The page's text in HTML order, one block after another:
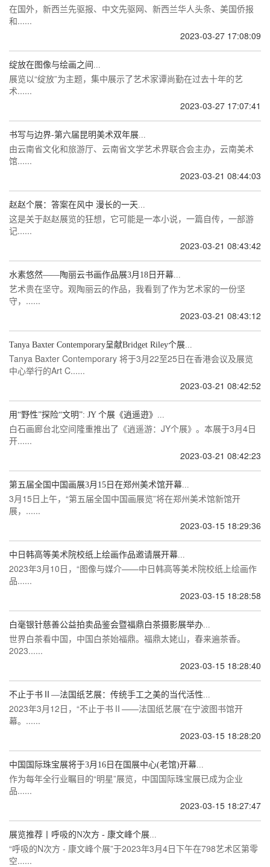
在国外，新西兰先驱报、中文先驱网、新西兰华人头条、美国侨报
和......
2023-03-27 17:08:09
绽放在图像与绘画之间...
展览以“绽放”为主题，集中展示了艺术家谭尚勤在过去十年的艺
术......
2023-03-27 17:07:41
书写与边界-第六届昆明美术双年展...
由云南省文化和旅游厅、云南省文学艺术界联合会主办，云南美术
馆......
2023-03-21 08:44:03
赵赵个展：答案在风中 漫长的一天...
这是关于赵赵展览的狂想，它可能是一本小说，一篇自传，一部游
记......
2023-03-21 08:43:42
水素悠然——陶丽云书画作品展3月18日开幕...
艺术贵在坚守。观陶丽云的作品，我看到了作为艺术家的一份坚
守，......
2023-03-21 08:43:12
Tanya Baxter Contemporary呈献Bridget Riley个展...
Tanya Baxter Contemporary 将于3月22至25日在香港会议及展览
中心举行的Art C......
2023-03-21 08:42:52
用“野性”探险“文明”: JY 个展《逍遥逰》...
白石画廊台北空间隆重推出了《逍遥游：JY个展》。本展于3月4日
开......
2023-03-21 08:42:23
第五届全国中国画展3月15日在郑州美术馆开幕...
3月15日上午，“第五届全国中国画展览”将在郑州美术馆新馆开
展，......
2023-03-15 18:29:36
中日韩高等美术院校纸上绘画作品邀请展开幕...
2023年3月10日，“图像与媒介——中日韩高等美术院校纸上绘画作
品......
2023-03-15 18:28:58
白毫银针慈善公益拍卖品鉴会暨福鼎白茶摄影展举办...
世界白茶看中国，中国白茶始福鼎。福鼎太姥山，春来遍茶香。
2023......
2023-03-15 18:28:40
不止于书Ⅱ—法国纸艺展：传统手工之美的当代活性...
2023年3月12日，“不止于书Ⅱ——法国纸艺展”在宁波图书馆开
幕。......
2023-03-15 18:28:20
中国国际珠宝展将于3月16日在国展中心(老馆)开幕...
作为每年全行业瞩目的“明星”展览，中国国际珠宝展已成为企业
品......
2023-03-15 18:27:47
展览推荐丨呼吸的N次方 - 康文峰个展...
“呼吸的N次方 - 康文峰个展”于2023年3月4日下午在798艺术区第零
空......